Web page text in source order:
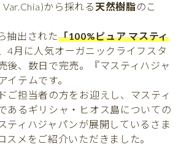
から採れる 天然樹脂のこ
抽出された「100%ピュア マスティ
4月に人気オーガニックライフスタ
後、数日で完売。『マスティハジャ
イテムです。
ご担当者の方をお迎えし、マスティ
あるギリシャ・ヒオス島についての
ティハジャパンが展開しているさま
スメをご紹介いただきました。